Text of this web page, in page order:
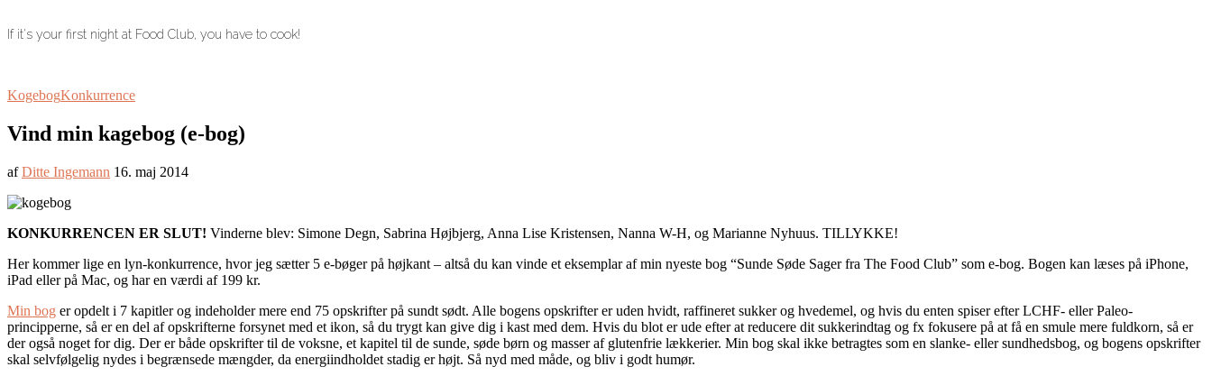
If it's your first night at Food Club, you have to cook!
KogebogKonkurrence
Vind min kagebog (e-bog)
afDitte Ingemann 16. maj 2014
KONKURRENCEN ER SLUT! Vinderne blev: Simone Degn, Sabrina Højbjerg, Anna Lise Kristensen, Nanna W-H, og Marianne Nyhuus. TILLYKKE!
Her kommer lige en lyn-konkurrence, hvor jeg sætter 5 e-bøger på højkant – altså du kan vinde et eksemplar af min nyeste bog “Sunde Søde Sager fra The Food Club” som e-bog. Bogen kan læses på iPhone,
iPad eller på Mac, og har en værdi af 199 kr.
Min bog er opdelt i 7 kapitler og indeholder mere end 75 opskrifter på sundt sødt. Alle bogens opskrifter er uden hvidt, raffineret sukker og hvedemel, og hvis du enten spiser efter LCHF- eller Paleo-
principperne, så er en del af opskrifterne forsynet med et ikon, så du trygt kan give dig i kast med dem. Hvis du blot er ude efter at reducere dit sukkerindtag og fx fokusere på at få en smule mere fuldkorn, så er
der også noget for dig. Der er både opskrifter til de voksne, et kapitel til de sunde, søde børn og masser af glutenfrie lækkerier. Min bog skal ikke betragtes som en slanke- eller sundhedsbog, og bogens opskrifter
skal selvfølgelig nydes i begrænsede mængder, da energiindholdet stadig er højt. Så nyd med måde, og bliv i godt humør.